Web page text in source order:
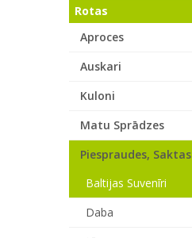
Rotas
Aproces
Auskari
Kuloni
Matu Sprādzes
Piespraudes, Saktas
Baltijas Suvenīri
Daba